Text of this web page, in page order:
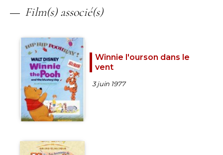
Film(s) associé(s)
Winnie l'ourson dans le
vent
3 juin 1977